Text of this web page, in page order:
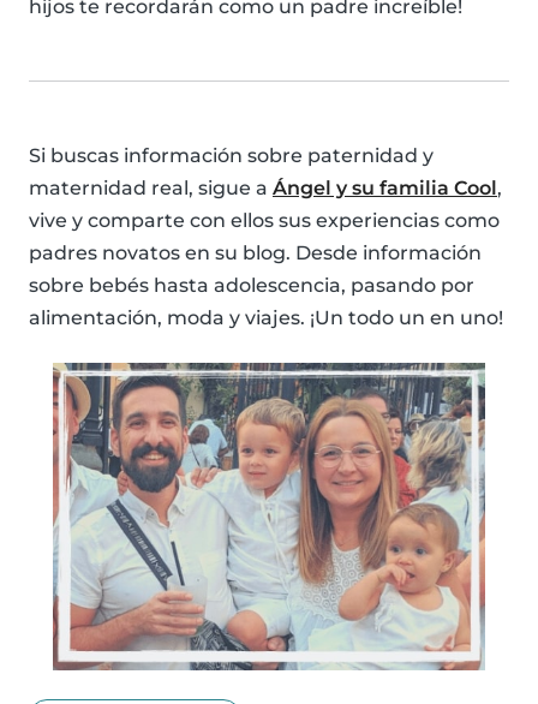
hijos te recordarán como un padre increíble!
Si buscas información sobre paternidad y
maternidad real, sigue a Ángel y su familia Cool,
vive y comparte con ellos sus experiencias como
padres novatos en su blog. Desde información
sobre bebés hasta adolescencia, pasando por
alimentación, moda y viajes. ¡Un todo un en uno!